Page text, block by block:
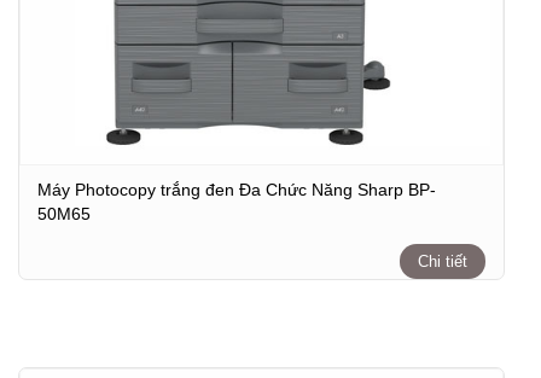
Máy Photocopy trắng đen Đa Chức Năng Sharp BP-
50M65
Chi tiết